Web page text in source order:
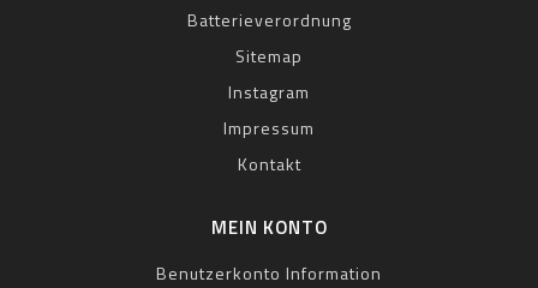
Batterieverordnung
Sitemap
Instagram
Impressum
Kontakt
MEIN KONTO
Benutzerkonto Information